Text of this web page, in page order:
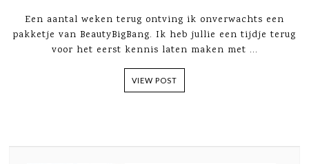
Een aantal weken terug ontving ik onverwachts een
pakketje van BeautyBigBang. Ik heb jullie een tijdje terug
voor het eerst kennis laten maken met ...
VIEW POST